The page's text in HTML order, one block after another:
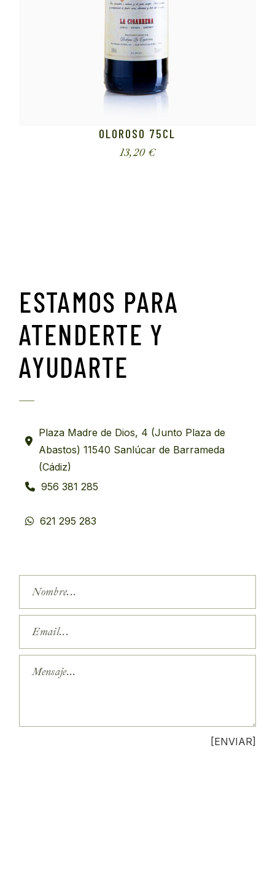
OLOROSO 75CL
13,20 €
ESTAMOS PARA
ATENDERTE Y
AYUDARTE
Plaza Madre de Dios, 4 (Junto Plaza de
Abastos) 11540 Sanlúcar de Barrameda
(Cádiz)
956 381 285
621 295 283
[ENVIAR]